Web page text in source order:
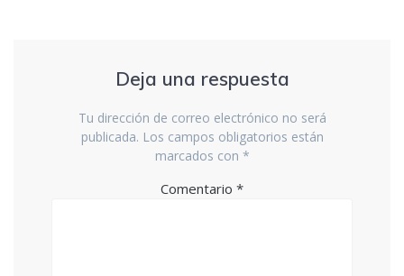
Deja una respuesta
Tu dirección de correo electrónico no será
publicada. Los campos obligatorios están
marcados con *
Comentario *